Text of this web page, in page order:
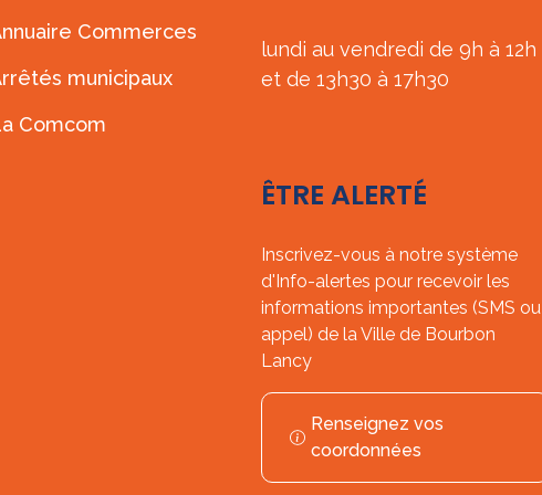
Commerces
municipaux
Comcom
lundi au vendredi de 9h à 12h
et de 13h30 à 17h30
ÊTRE ALERTÉ
Inscrivez-vous à notre système
d'Info-alertes pour recevoir les
informations importantes (SMS ou
appel) de la Ville de Bourbon
Lancy
Renseignez vos
coordonnées